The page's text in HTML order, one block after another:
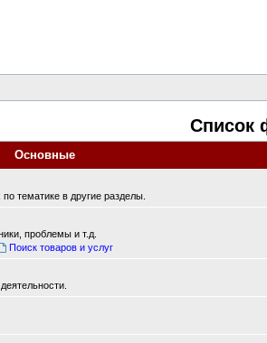
Список
Основные
тематике в другие разделы.
проблемы и т.д.
Поиск товаров и услуг